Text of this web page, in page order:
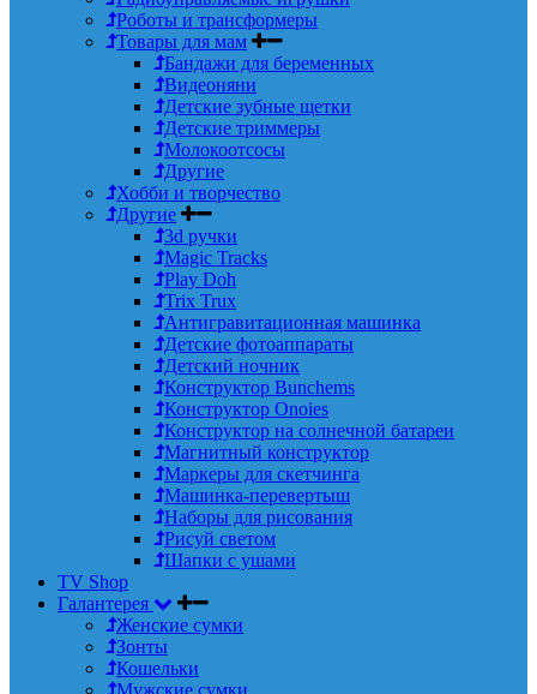
Роботы и трансформеры
Товары для мам
Бандажи для беременных
Видеоняни
Детские зубные щетки
Детские триммеры
Молокоотсосы
Другие
Хобби и творчество
Другие
3d ручки
Magic Tracks
Play Doh
Trix Trux
Антигравитационная машинка
Детские фотоаппараты
Детский ночник
Конструктор Bunchems
Конструктор Onoies
Конструктор на солнечной батареи
Магнитный конструктор
Маркеры для скетчинга
Машинка-перевертыш
Наборы для рисования
Рисуй светом
Шапки с ушами
TV Shop
Галантерея
Женские сумки
Зонты
Кошельки
Мужские сумки